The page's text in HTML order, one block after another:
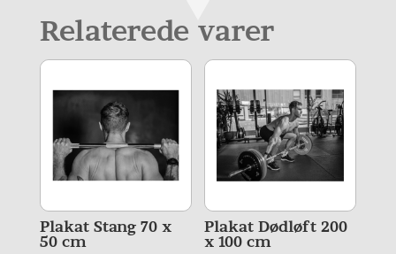
Relaterede varer
Plakat Stang 70 x
50 cm
Plakat Dødløft 200
x 100 cm